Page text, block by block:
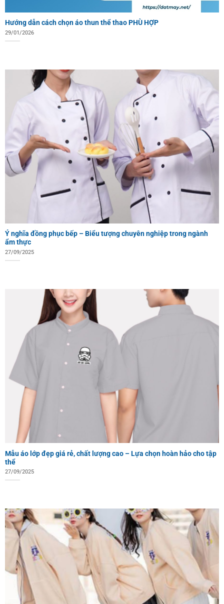
Hướng dẫn cách chọn áo thun thể thao PHÙ HỢP
29/01/2026
Ý nghĩa đồng phục bếp – Biểu tượng chuyên nghiệp trong ngành
ẩm thực
27/09/2025
Mẫu áo lớp đẹp giá rẻ, chất lượng cao – Lựa chọn hoàn hảo cho tập
thể
27/09/2025